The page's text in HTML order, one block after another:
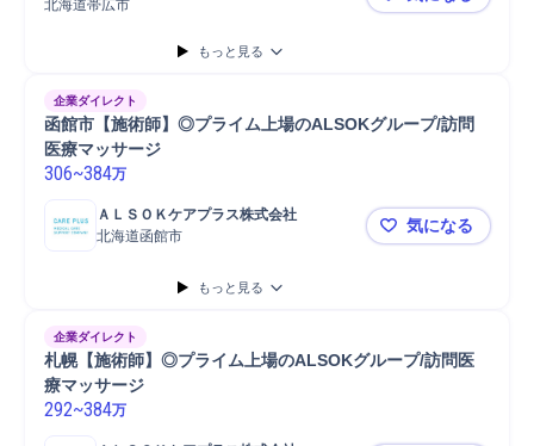
北海道帯広市
【医療業/管
もっと見る
企業ダイレクト
函館市【施術師】◎プライム上場のALSOKグループ/訪問
医療マッサージ
306~384万
ＡＬＳＯＫケアプラス株式会社
北海道函館市
函館市【施
気になる
もっと見る
企業ダイレクト
札幌【施術師】◎プライム上場のALSOKグループ/訪問医
療マッサージ
292~384万